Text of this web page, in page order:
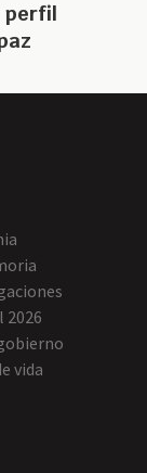
perfil
2026
vida